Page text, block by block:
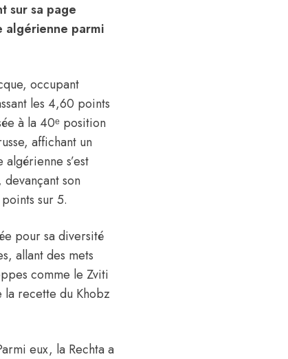
sur sa page
algérienne parmi
occupant
les 4,60 points
à la 40ᵉ position
affichant un
s’est
son
sur 5.
pour sa diversité
allant des mets
comme le Zviti
la recette du Khobz
eux, la Rechta a